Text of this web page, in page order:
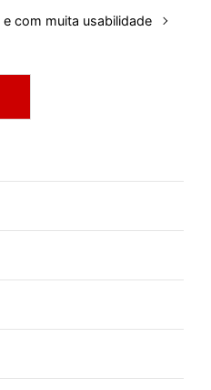
com muita usabilidade